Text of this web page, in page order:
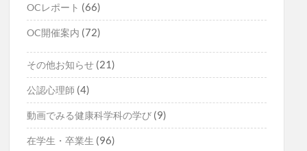
OCレポート (66)
OC開催案内 (72)
その他お知らせ (21)
公認心理師 (4)
動画でみる健康科学科の学び (9)
在学生・卒業生 (96)